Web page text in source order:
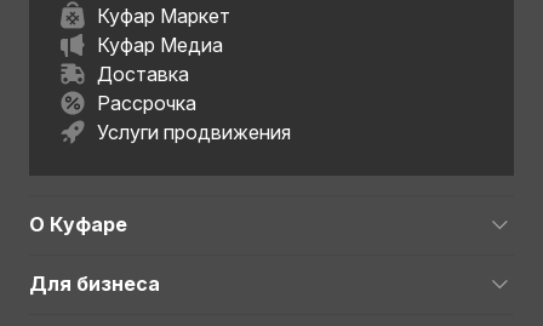
Куфар Маркет
Куфар Медиа
Доставка
Рассрочка
Услуги продвижения
О Куфаре
Для бизнеса